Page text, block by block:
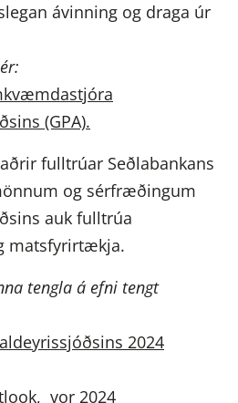
ávinning og draga úr
(GPA).
fulltrúar Seðlabankans
og sérfræðingum
auk fulltrúa
matsfyrirtækja.
tengla á efni tengt
2024
vor 2024